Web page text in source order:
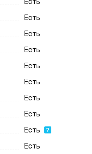
Есть
Есть
Есть
Есть
Есть
Есть
Есть
Есть
Есть